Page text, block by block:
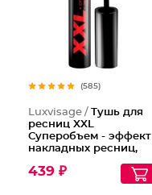
(585)
Luxvisage / Тушь для
ресниц XXL
Суперобъем - эффект
накладных ресниц,
439 ₽